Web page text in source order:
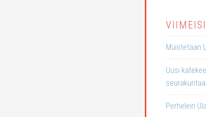
Muistetaan
Uusi
Perheleiri